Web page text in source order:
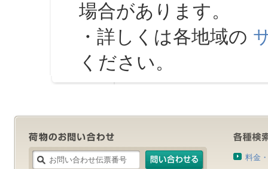
場合があります。
・詳しくは各地域の
ください。
料金